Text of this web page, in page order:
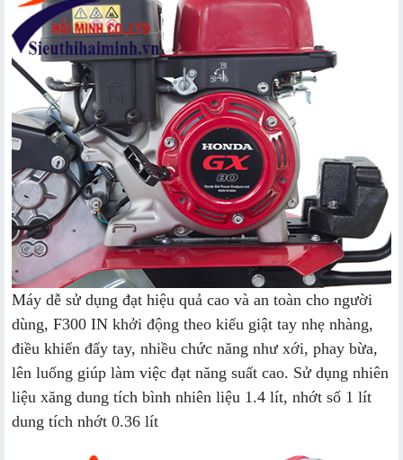
Máy dễ sử dụng đạt hiệu quả cao và an toàn cho người
dùng, F300 IN khởi động theo kiểu giật tay nhẹ nhàng,
điều khiển đẩy tay, nhiều chức năng như xới, phay bừa,
lên luống giúp làm việc đạt năng suất cao. Sử dụng nhiên
liệu xăng dung tích bình nhiên liệu 1.4 lít, nhớt số 1 lít
dung tích nhớt 0.36 lít